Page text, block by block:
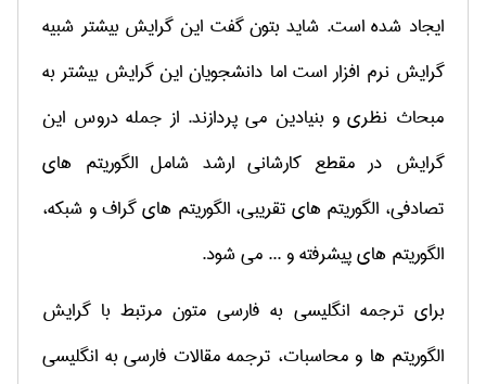
ایجاد شده است. شاید بتون گفت این گرایش بیشتر شبیه
گرایش نرم افزار است اما دانشجویان این گرایش بیشتر به
مبحاث نظری و بنیادین می پردازند. از جمله دروس این
گرایش در مقطع کارشانی ارشد شامل الگوریتم های
تصادفی، الگوریتم های تقریبی، الگوریتم های گراف و شبکه،
الگوریتم های پیشرفته و ... می شود.
برای ترجمه انگلیسی به فارسی متون مرتبط با گرایش
الگوریتم ها و محاسبات، ترجمه مقالات فارسی به انگلیسی